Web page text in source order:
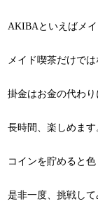
AKIBAといえばメイ
メイド喫茶だけで
掛金はお金の代わ
長時間、楽しめます
コインを貯めると
是非一度、挑戦し